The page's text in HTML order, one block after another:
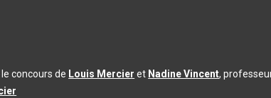
le concours de Louis Mercier et Nadine Vincent,